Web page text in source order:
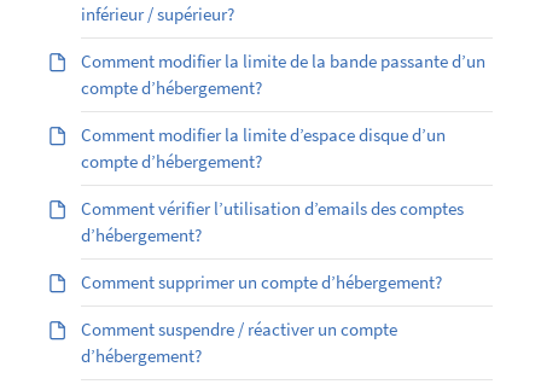
inférieur / supérieur?
Comment modifier la limite de la bande passante d’un
compte d’hébergement?
Comment modifier la limite d’espace disque d’un
compte d’hébergement?
Comment vérifier l’utilisation d’emails des comptes
d’hébergement?
Comment supprimer un compte d’hébergement?
Comment suspendre / réactiver un compte
d’hébergement?